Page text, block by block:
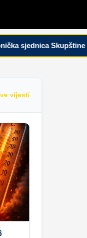
sjednica Skupštine
vijesti